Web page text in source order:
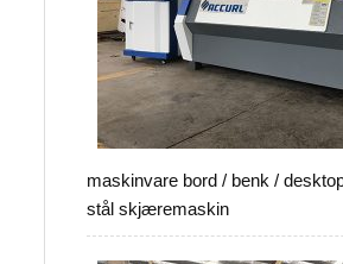
maskinvare bord / benk /
stål skjæremaskin